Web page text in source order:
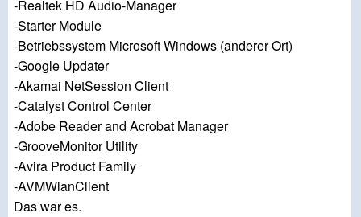
-Realtek HD Audio-Manager
-Starter Module
-Betriebssystem Microsoft Windows (anderer Ort)
-Google Updater
-Akamai NetSession Client
-Catalyst Control Center
-Adobe Reader and Acrobat Manager
-GrooveMonitor Utility
-Avira Product Family
-AVMWlanClient
Das war es.